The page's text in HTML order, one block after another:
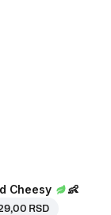
Cheesy 👶
RSD